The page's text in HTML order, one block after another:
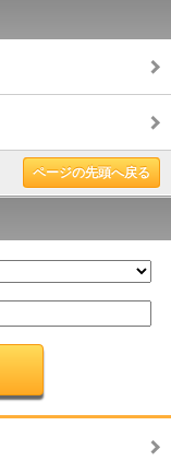
ページの先頭へ戻る